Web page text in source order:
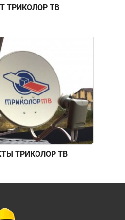
ТРИКОЛОР ТВ
ТРИКОЛОР ТВ